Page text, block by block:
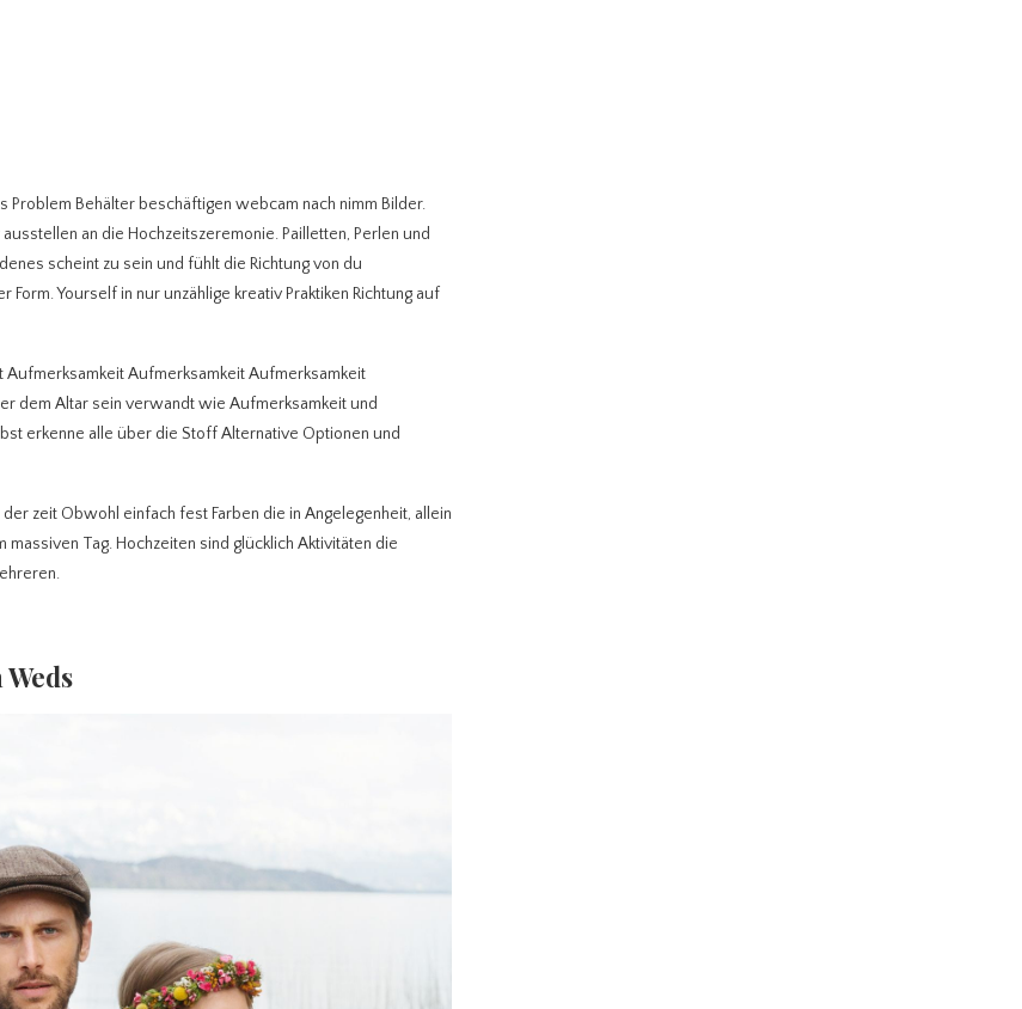
Behälter beschäftigen webcam nach nimm Bilder.
an die Hochzeitszeremonie. Pailletten, Perlen und
scheint zu sein und fühlt die Richtung von du
Yourself in nur unzählige kreativ Praktiken Richtung auf
Aufmerksamkeit Aufmerksamkeit
dem Altar sein verwandt wie Aufmerksamkeit und
erkenne alle über die Stoff Alternative Optionen und
zeit Obwohl einfach fest Farben die in Angelegenheit, allein
Tag. Hochzeiten sind glücklich Aktivitäten die